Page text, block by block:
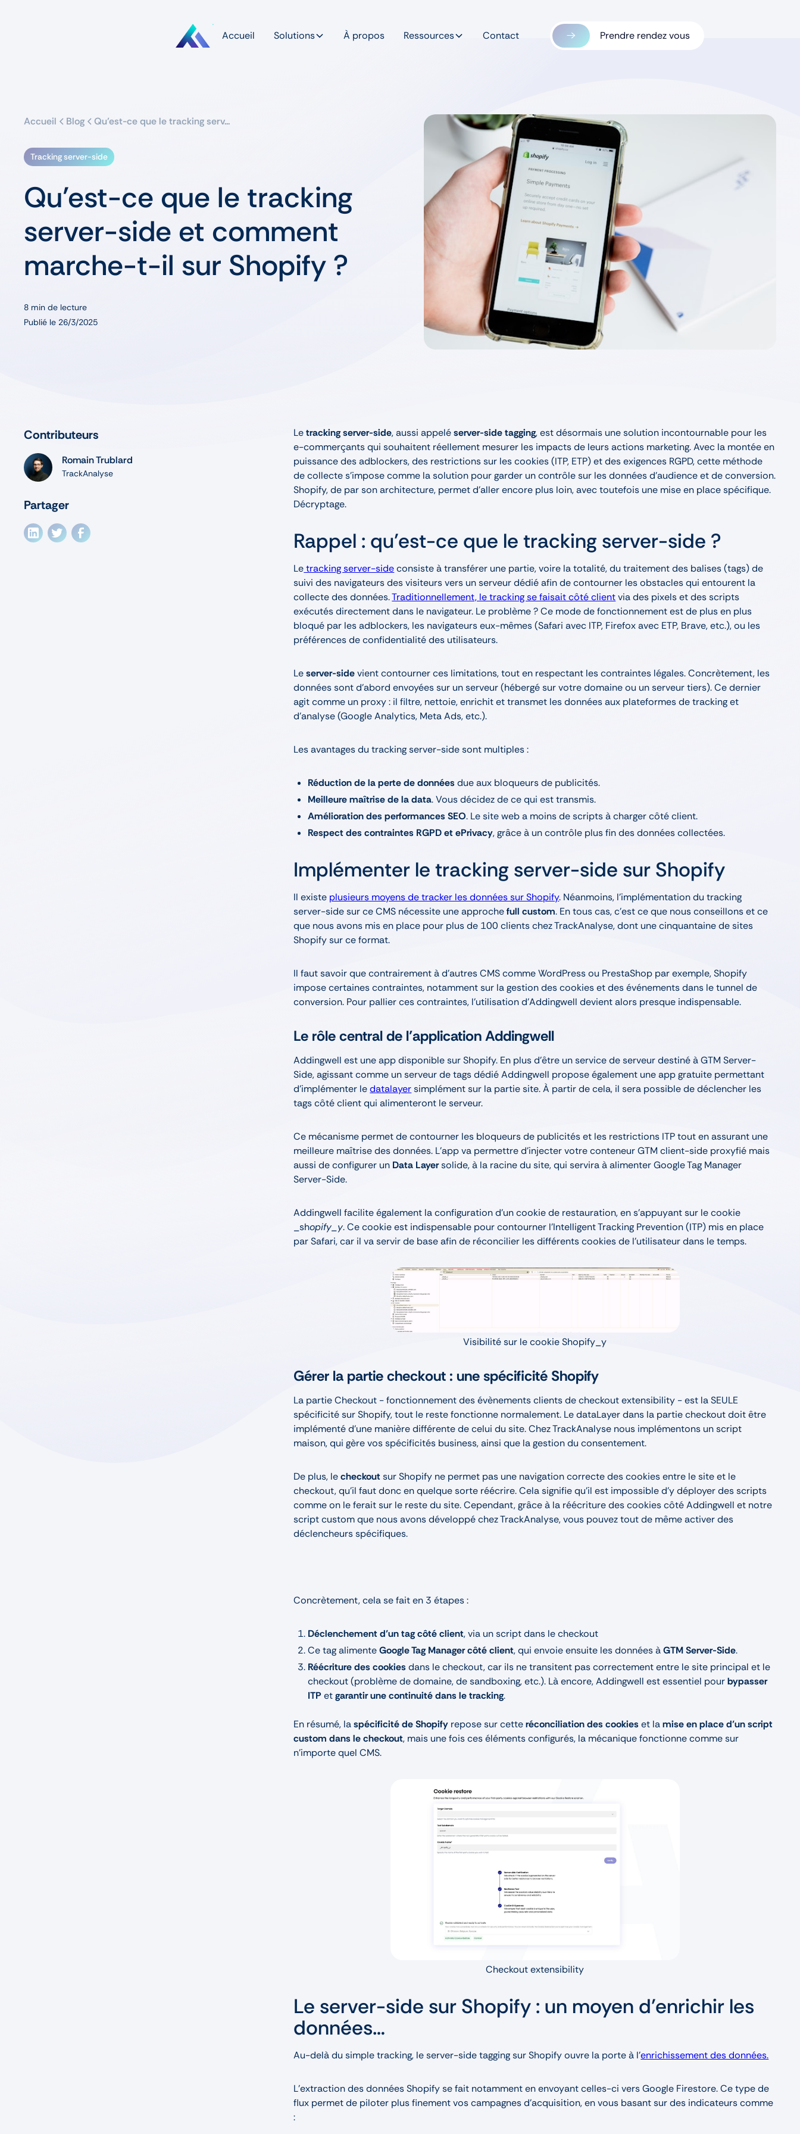
Accueil Solutions À propos Ressources Contact Prendre rendez vous
Accueil Blog Qu’est-ce que le tracking serv...
Tracking server-side
Qu’est-ce que le tracking
server-side et comment
marche-t-il sur Shopify ?
8 min de lecture
Publié le 26/3/2025
Contributeurs
Romain Trublard
TrackAnalyse
Partager
Letracking server-side, aussi appeléserver-side tagging, est désormais une solution incontournable pour les
e-commerçants qui souhaitent réellement mesurer les impacts de leurs actions marketing. Avec la montée en
puissance des adblockers, des restrictions sur les cookies (ITP, ETP) et des exigences RGPD, cette méthode
de collecte s’impose comme la solution pour garder un contrôle sur les données d’audience et de conversion.
Shopify, de par son architecture, permet d'aller encore plus loin, avec toutefois une mise en place spécifique.
Décryptage.
Rappel : qu’est-ce que le tracking server-side ?
Letracking server-sideconsiste à transférer une partie, voire la totalité, du traitement des balises (tags) de
suivi des navigateurs des visiteurs vers un serveur dédié afin de contourner les obstacles qui entourent la
collecte des données.Traditionnellement, le tracking se faisait côté clientvia des pixels et des scripts
exécutés directement dans le navigateur. Le problème ? Ce mode de fonctionnement est de plus en plus
bloqué par les adblockers, les navigateurs eux-mêmes (Safari avec ITP, Firefox avec ETP, Brave, etc.), ou les
préférences de confidentialité des utilisateurs.
Leserver-sidevient contourner ces limitations, tout en respectant les contraintes légales. Concrètement, les
données sont d’abord envoyées sur un serveur (hébergé sur votre domaine ou un serveur tiers). Ce dernier
agit comme un proxy : il filtre, nettoie, enrichit et transmet les données aux plateformes de tracking et
d’analyse (Google Analytics, Meta Ads, etc.).
Les avantages du tracking server-side sont multiples :
Réduction de la perte de données due aux bloqueurs de publicités.
Meilleure maîtrise de la data. Vous décidez de ce qui est transmis.
Amélioration des performances SEO. Le site web a moins de scripts à charger côté client.
Respect des contraintes RGPD et ePrivacy, grâce à un contrôle plus fin des données collectées.
Implémenter le tracking server-side sur Shopify
Il existe plusieurs moyens de tracker les données sur Shopify. Néanmoins, l’implémentation du tracking
server-side sur ce CMS nécessite une approchefull custom. En tous cas, c’est ce que nous conseillons et ce
que nous avons mis en place pour plus de 100 clients chez TrackAnalyse, dont une cinquantaine de sites
Shopify sur ce format.
Il faut savoir que contrairement à d'autres CMS comme WordPress ou PrestaShop par exemple, Shopify
impose certaines contraintes, notamment sur la gestion des cookies et des événements dans le tunnel de
conversion. Pour pallier ces contraintes, l’utilisation d’Addingwell devient alors presque indispensable.
Le rôle central de l’application Addingwell
Addingwell est une app disponible sur Shopify. En plus d’être un service de serveur destiné à GTM Server-
Side, agissant comme un serveur de tags dédié Addingwell propose également une app gratuite permettant
d’implémenter ledatalayersimplément sur la partie site. À partir de cela, il sera possible de déclencher les
tags côté client qui alimenteront le serveur.
Ce mécanisme permet de contourner les bloqueurs de publicités et les restrictions ITP tout en assurant une
meilleure maîtrise des données. L’app va permettre d’injecter votre conteneur GTM client-side proxyfié mais
aussi de configurer un Data Layersolide, à la racine du site, qui servira à alimenter Google Tag Manager
Server-Side.
Addingwell facilite également la configuration d’un cookie de restauration, en s’appuyant sur le cookie
_shopify_y. Ce cookie est indispensable pour contourner l’Intelligent Tracking Prevention (ITP) mis en place
par Safari, car il va servir de base afin de réconcilier les différents cookies de l’utilisateur dans le temps.
Visibilité sur le cookie Shopify_y
Gérer la partie checkout : une spécificité Shopify
La partie Checkout - fonctionnement des évènements clients de checkout extensibility - est la SEULE
spécificité sur Shopify, tout le reste fonctionne normalement. Le dataLayer dans la partie checkout doit être
implémenté d’une manière différente de celui du site. Chez TrackAnalyse nous implémentons un script
maison, qui gère vos spécificités business, ainsi que la gestion du consentement.
De plus, lecheckoutsur Shopify ne permet pas une navigation correcte des cookies entre le site et le
checkout, qu’il faut donc en quelque sorte réécrire. Cela signifie qu’il est impossible d’y déployer des scripts
comme on le ferait sur le reste du site. Cependant, grâce à la réécriture des cookies côté Addingwell et notre
script custom que nous avons développé chez TrackAnalyse, vous pouvez tout de même activer des
déclencheurs spécifiques.
Concrètement, cela se fait en 3 étapes :
Déclenchement d’un tag côté client, via un script dans le checkout
Ce tag alimenteGoogle Tag Manager côté client, qui envoie ensuite les données àGTM Server-Side.
Réécriture des cookies dans le checkout, car ils ne transitent pas correctement entre le site principal et le
checkout (problème de domaine, de sandboxing, etc.). Là encore, Addingwell est essentiel pourbypasser
ITP etgarantir une continuité dans le tracking.
En résumé, laspécificité de Shopify repose sur cetteréconciliation des cookies et lamise en place d’un script
custom dans le checkout, mais une fois ces éléments configurés, la mécanique fonctionne comme sur
n'importe quel CMS.
Checkout extensibility
Le server-side sur Shopify : un moyen d’enrichir les
données…
Au-delà du simple tracking, le server-side tagging sur Shopify ouvre la porte à l’enrichissement des données.
L’extraction des données Shopify se fait notamment en envoyant celles-ci vers Google Firestore. Ce type de
flux permet de piloter plus finement vos campagnes d’acquisition, en vous basant sur des indicateurs comme
: